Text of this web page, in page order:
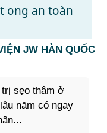
ong an toàn
JW HÀN QUỐC
sẹo thâm ở
năm có ngay